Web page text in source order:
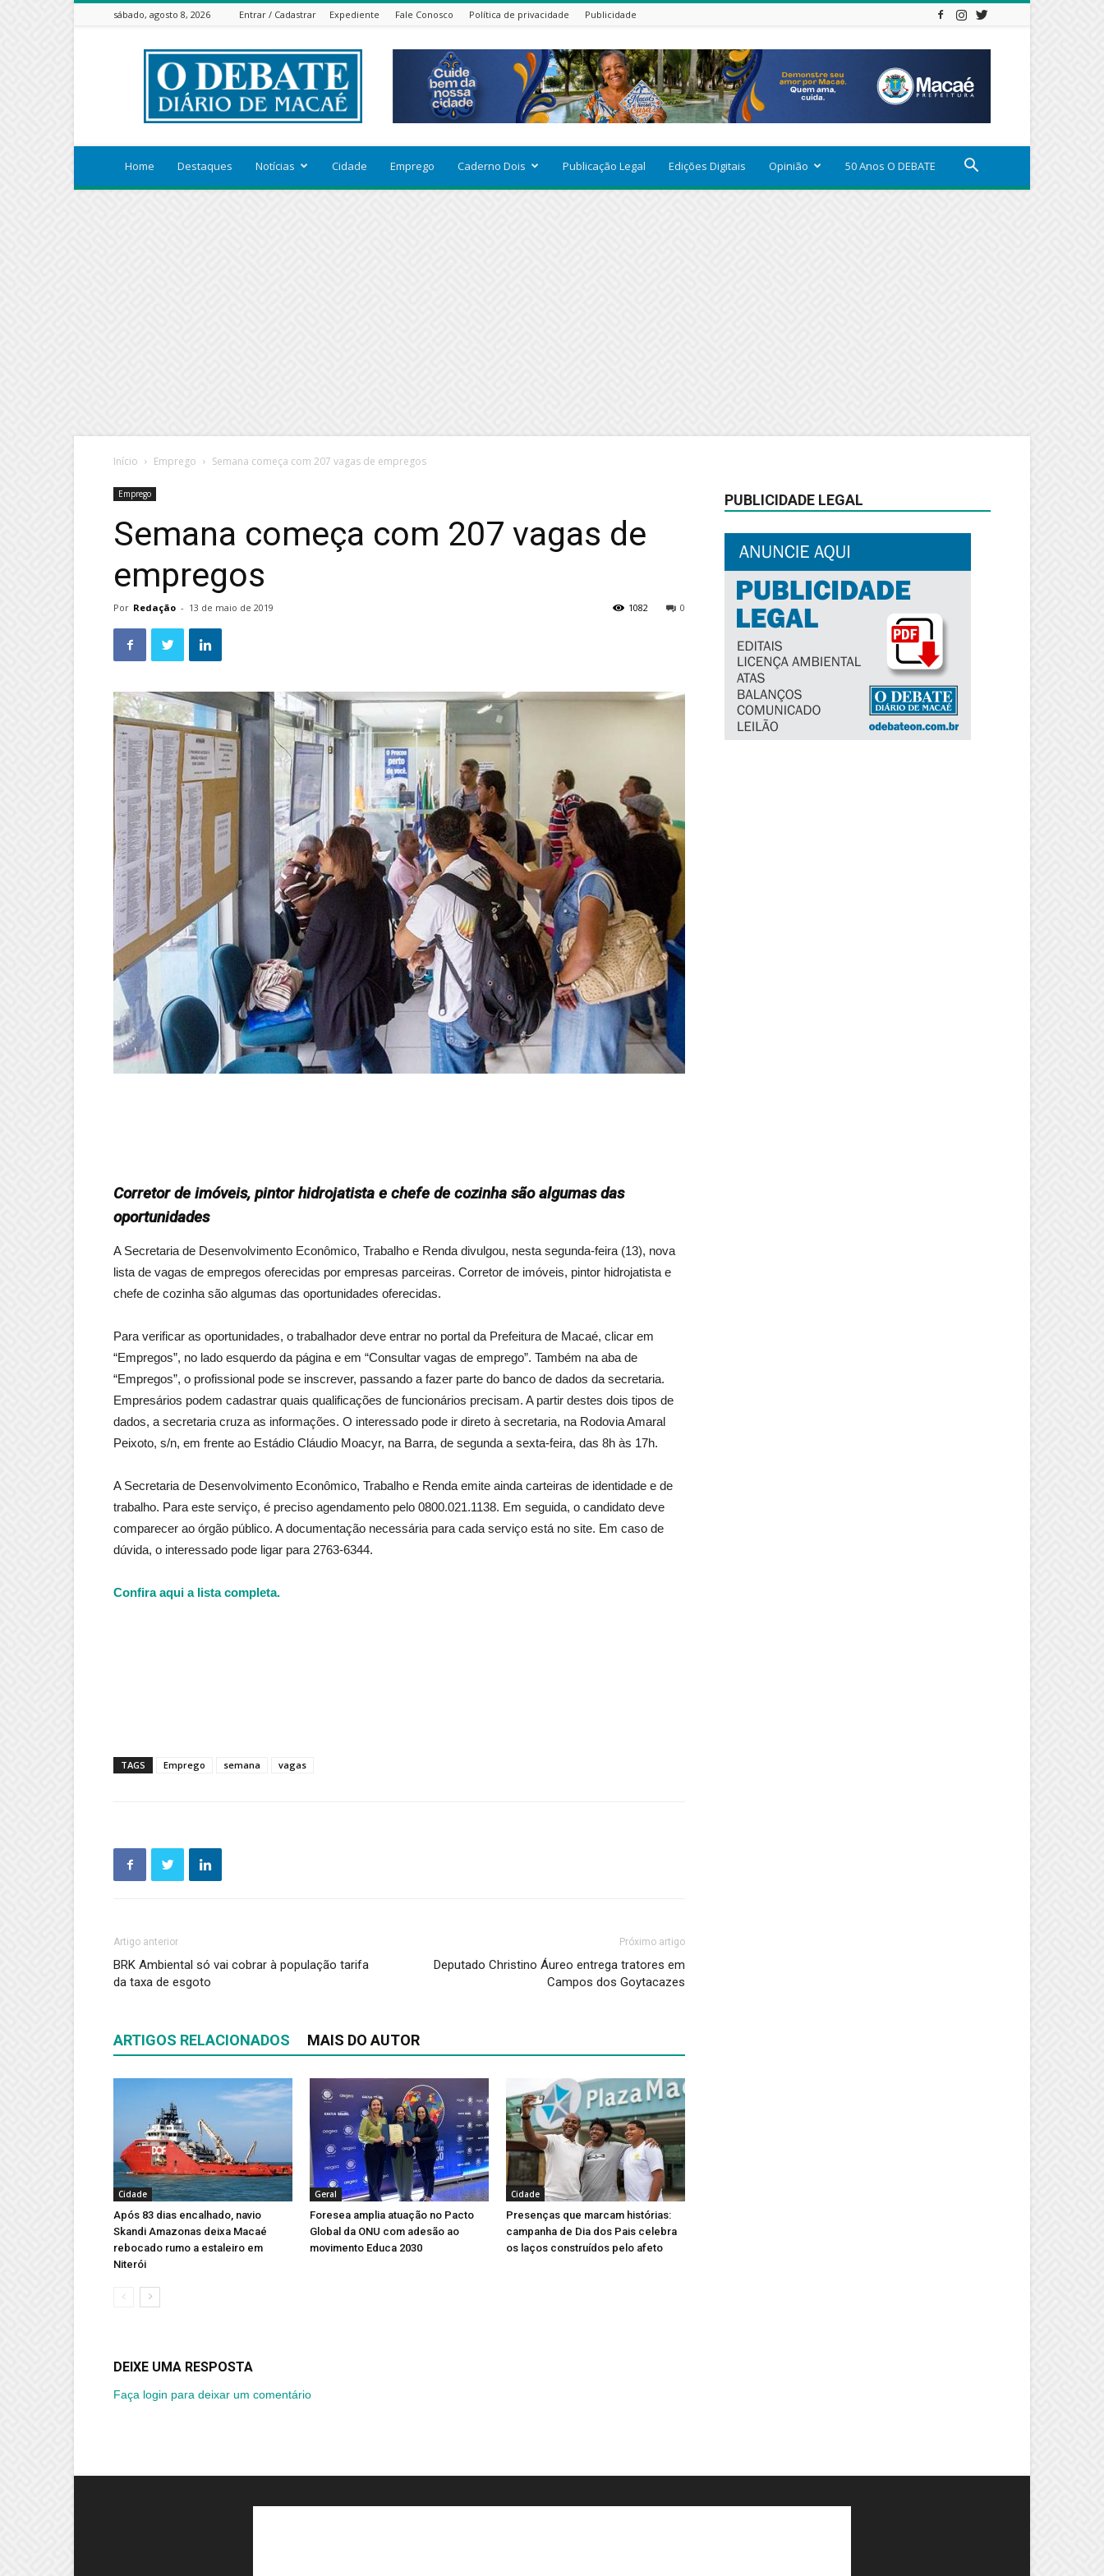
sábado, agosto 8, 2026 Entrar / Cadastrar Expediente Fale Conosco Política de privacidade Publicidade
ODEBATEON
Home Destaques Notícias Cidade Emprego Caderno Dois Publicação Legal Edições Digitais Opinião 50 Anos O DEBATE
Início Emprego Semana começa com 207 vagas de empregos
Emprego
Semana começa com 207 vagas de
empregos
Por Redação - 13 de maio de 2019 0
1082
Corretor de imóveis, pintor hidrojatista e chefe de cozinha são algumas das
oportunidades
A Secretaria de Desenvolvimento Econômico, Trabalho e Renda divulgou, nesta segunda-feira (13), nova
lista de vagas de empregos oferecidas por empresas parceiras. Corretor de imóveis, pintor hidrojatista e
chefe de cozinha são algumas das oportunidades oferecidas.
Para verificar as oportunidades, o trabalhador deve entrar no portal da Prefeitura de Macaé, clicar em
“Empregos”, no lado esquerdo da página e em “Consultar vagas de emprego”. Também na aba de
“Empregos”, o profissional pode se inscrever, passando a fazer parte do banco de dados da secretaria.
Empresários podem cadastrar quais qualificações de funcionários precisam. A partir destes dois tipos de
dados, a secretaria cruza as informações. O interessado pode ir direto à secretaria, na Rodovia Amaral
Peixoto, s/n, em frente ao Estádio Cláudio Moacyr, na Barra, de segunda a sexta-feira, das 8h às 17h.
A Secretaria de Desenvolvimento Econômico, Trabalho e Renda emite ainda carteiras de identidade e de
trabalho. Para este serviço, é preciso agendamento pelo 0800.021.1138. Em seguida, o candidato deve
comparecer ao órgão público. A documentação necessária para cada serviço está no site. Em caso de
dúvida, o interessado pode ligar para 2763-6344.
Confira aqui a lista completa.
TAGS Emprego semana vagas
Artigo anterior
BRK Ambiental só vai cobrar à população tarifa
da taxa de esgoto
Próximo artigo
Deputado Christino Áureo entrega tratores em
Campos dos Goytacazes
ARTIGOS RELACIONADOS MAIS DO AUTOR
Cidade
Após 83 dias encalhado, navio
Skandi Amazonas deixa Macaé
rebocado rumo a estaleiro em
Niterói
Geral
Foresea amplia atuação no Pacto
Global da ONU com adesão ao
movimento Educa 2030
Cidade
Presenças que marcam histórias:
campanha de Dia dos Pais celebra
os laços construídos pelo afeto
DEIXE UMA RESPOSTA
Faça login para deixar um comentário
PUBLICIDADE LEGAL